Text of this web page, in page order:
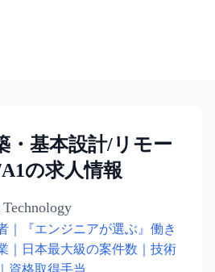
・基本設計/リモー
の求人情報
｜『エンジニアが選ぶ』働き
｜日本最大級の案件数｜技術
資格取得手当